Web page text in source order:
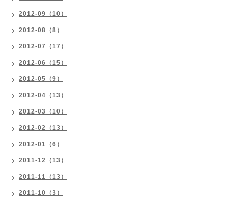
2012-09（10）
2012-08（8）
2012-07（17）
2012-06（15）
2012-05（9）
2012-04（13）
2012-03（10）
2012-02（13）
2012-01（6）
2011-12（13）
2011-11（13）
2011-10（3）